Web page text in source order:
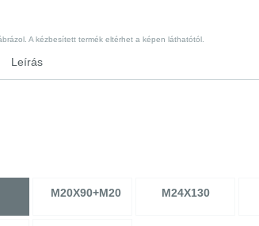
A kézbesített termék eltérhet a képen láthatótól.
Leírás
M20X90+M20 M24X130